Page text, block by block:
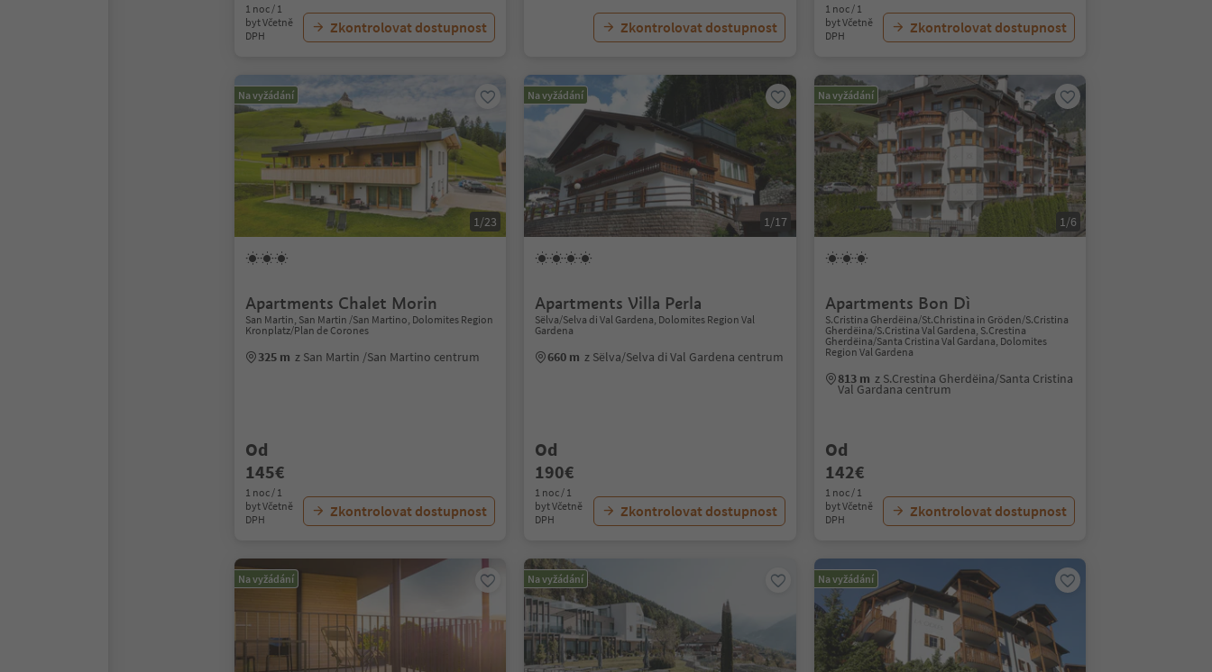
1 noc / 1
byt Včetně
DPH
Zkontrolovat dostupnost Zkontrolovat dostupnost
1 noc / 1
byt Včetně
DPH
Zkontrolovat dostupnost
Na vyžádání
1/23
Apartments Chalet Morin
San Martin, San Martin /San Martino, Dolomites Region
Kronplatz/Plan de Corones
325 m z San Martin /San Martino centrum
Od
145€
1 noc / 1
byt Včetně
DPH
Zkontrolovat dostupnost
Na vyžádání
1/17
Apartments Villa Perla
Sëlva/Selva di Val Gardena, Dolomites Region Val
Gardena
660 m z Sëlva/Selva di Val Gardena centrum
Od
190€
1 noc / 1
byt Včetně
DPH
Zkontrolovat dostupnost
Na vyžádání
1/6
Apartments Bon Dì
S.Cristina Gherdëina/St.Christina in Gröden/S.Cristina
Gherdëina/S.Cristina Val Gardena, S.Crestina
Gherdëina/Santa Cristina Val Gardana, Dolomites
Region Val Gardena
813 m z S.Crestina Gherdëina/Santa Cristina
Val Gardana centrum
Od
142€
1 noc / 1
byt Včetně
DPH
Zkontrolovat dostupnost
Na vyžádání Na vyžádání Na vyžádání